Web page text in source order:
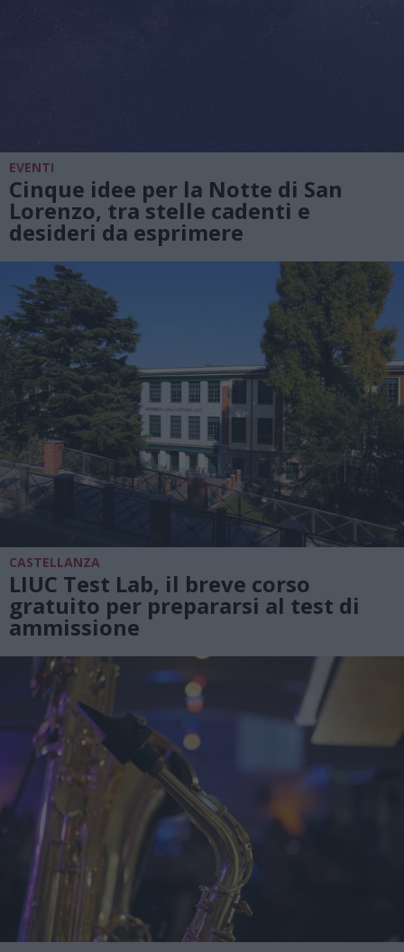
EVENTI
Cinque idee per la Notte di San
Lorenzo, tra stelle cadenti e
desideri da esprimere
CASTELLANZA
LIUC Test Lab, il breve corso
gratuito per prepararsi al test di
ammissione